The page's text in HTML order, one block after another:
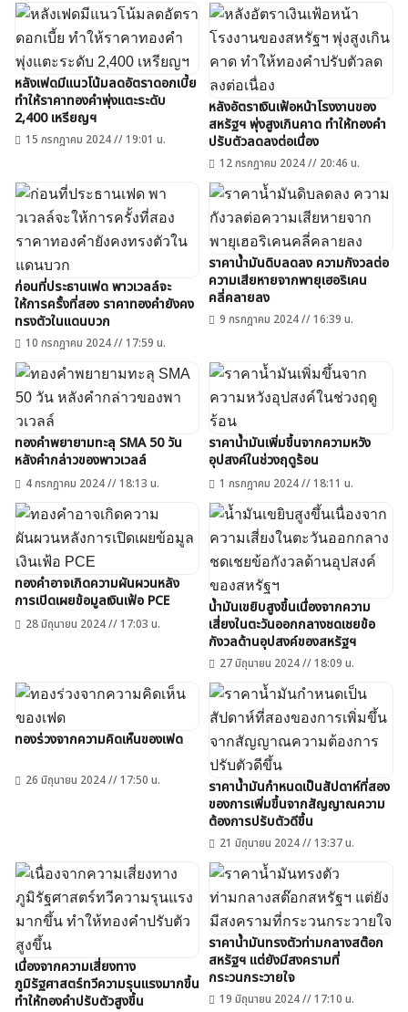
หลังเฟดมีแนวโน้มลดอัตราดอกเบี้ย
ทำให้ราคาทองคำพุ่งแตะระดับ
2,400 เหรียญฯ
15 กรกฎาคม 2024 // 19:01 น.
หลังอัตราเงินเฟ้อหน้าโรงงานของ
สหรัฐฯ พุ่งสูงเกินคาด ทำให้ทองคำ
ปรับตัวลดลงต่อเนื่อง
12 กรกฎาคม 2024 // 20:46 น.
ก่อนที่ประธานเฟด พาวเวลล์จะ
ให้การครั้งที่สอง ราคาทองคำยังคง
ทรงตัวในแดนบวก
10 กรกฎาคม 2024 // 17:59 น.
ราคาน้ำมันดิบลดลง ความกังวลต่อ
ความเสียหายจากพายุเฮอริเคน
คลี่คลายลง
9 กรกฎาคม 2024 // 16:39 น.
ทองคำพยายามทะลุ SMA 50 วัน
หลังคำกล่าวของพาวเวลล์
4 กรกฎาคม 2024 // 18:13 น.
ราคาน้ำมันเพิ่มขึ้นจากความหวัง
อุปสงค์ในช่วงฤดูร้อน
1 กรกฎาคม 2024 // 18:11 น.
ทองคำอาจเกิดความผันผวนหลัง
การเปิดเผยข้อมูลเงินเฟ้อ PCE
28 มิถุนายน 2024 // 17:03 น.
น้ำมันเขยิบสูงขึ้นเนื่องจากความ
เสี่ยงในตะวันออกกลางชดเชยข้อ
กังวลด้านอุปสงค์ของสหรัฐฯ
27 มิถุนายน 2024 // 18:09 น.
ทองร่วงจากความคิดเห็นของเฟด
26 มิถุนายน 2024 // 17:50 น.
ราคาน้ำมันกำหนดเป็นสัปดาห์ที่สอง
ของการเพิ่มขึ้นจากสัญญาณความ
ต้องการปรับตัวดีขึ้น
21 มิถุนายน 2024 // 13:37 น.
เนื่องจากความเสี่ยงทาง
ภูมิรัฐศาสตร์ทวีความรุนแรงมากขึ้น
ทำให้ทองคำปรับตัวสูงขึ้น
ราคาน้ำมันทรงตัวท่ามกลางสต๊อก
สหรัฐฯ แต่ยังมีสงครามที่
กระวนกระวายใจ
19 มิถุนายน 2024 // 17:10 น.